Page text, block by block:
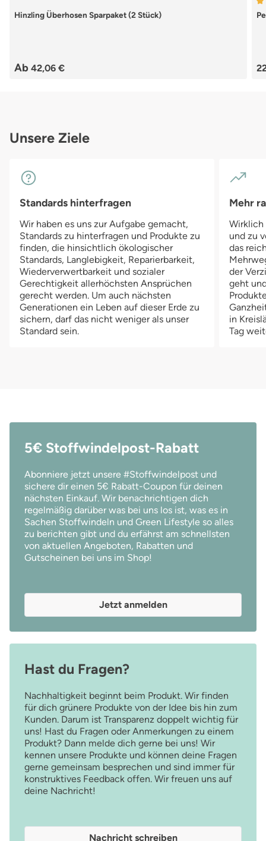
Hinzling Überhosen Sparpaket (2 Stück)
Ab 42,06 €
Unsere Ziele
Standards hinterfragen
Wir haben es uns zur Aufgabe gemacht,
Standards zu hinterfragen und Produkte zu
finden, die hinsichtlich ökologischer
Standards, Langlebigkeit, Reparierbarkeit,
Wiederverwertbarkeit und sozialer
Gerechtigkeit allerhöchsten Ansprüchen
gerecht werden. Um auch nächsten
Generationen ein Leben auf dieser Erde zu
sichern, darf das nicht weniger als unser
Standard sein.
Mehr
Wirklich
und zu
das
der
geht
in
Tag
5€ Stoffwindelpost-Rabatt
Abonniere jetzt unsere #Stoffwindelpost und
sichere dir einen 5€ Rabatt-Coupon für deinen
nächsten Einkauf. Wir benachrichtigen dich
regelmäßig darüber was bei uns los ist, was es in
Sachen Stoffwindeln und Green Lifestyle so alles
zu berichten gibt und du erfährst am schnellsten
von aktuellen Angeboten, Rabatten und
Gutscheinen bei uns im Shop!
Jetzt anmelden
Hast du Fragen?
Nachhaltigkeit beginnt beim Produkt. Wir finden
für dich grünere Produkte von der Idee bis hin zum
Kunden. Darum ist Transparenz doppelt wichtig für
uns! Hast du Fragen oder Anmerkungen zu einem
Produkt? Dann melde dich gerne bei uns! Wir
kennen unsere Produkte und können deine Fragen
gerne gemeinsam besprechen und sind immer für
konstruktives Feedback offen. Wir freuen uns auf
deine Nachricht!
Nachricht schreiben